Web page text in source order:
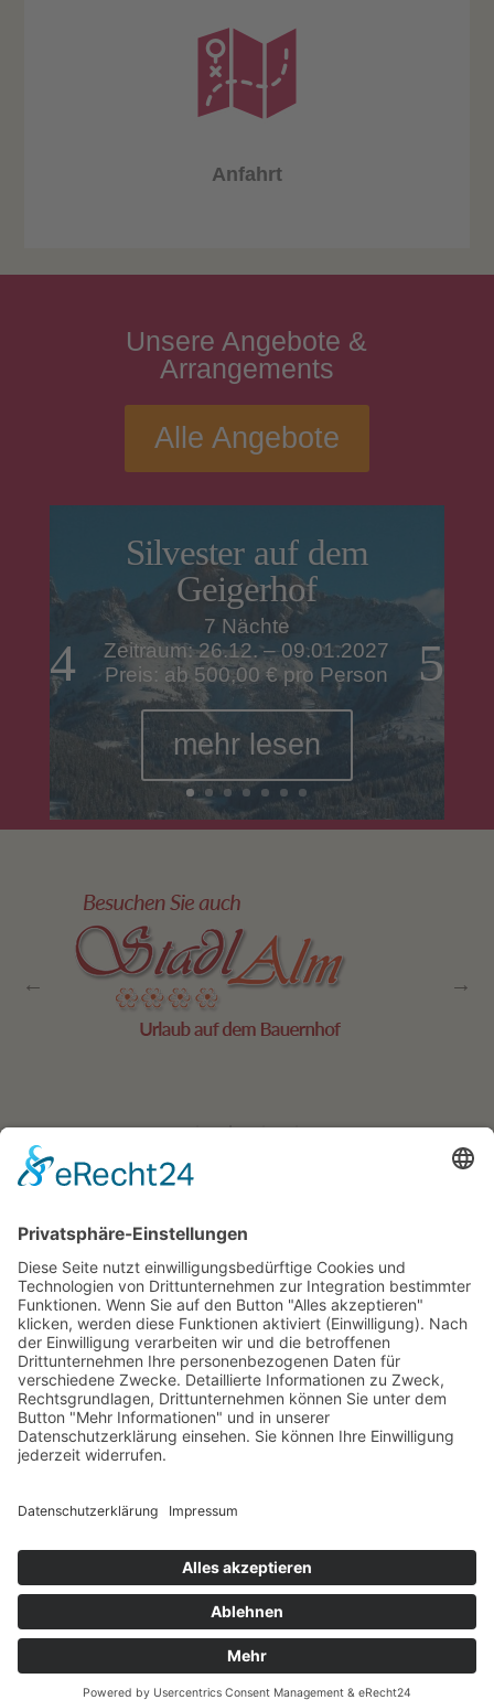
Anfahrt
UnsereAngebote &
Arrangements
Alle Angebote
Silvester auf dem
Geigerhof
7 Nächte
Zeitraum: 26.12. – 09.01.2027
Preis: ab 500,00 € pro Person
mehr lesen
Kircher
∎ Karerseestrasse 124
Welschnofen ∎ Südtirol/Italien
Tel. + Fax 0039 340 401
6259 ∎ info@geigerhof.it

© Residence Geigerhof*** Impressum
Datenschutz powered by